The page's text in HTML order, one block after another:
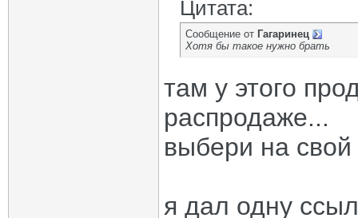
Цитата:
Сообщение от Гагаринец
Хотя бы такое нужно брать
там у этого
распродаже...
выбери на
я дал одну